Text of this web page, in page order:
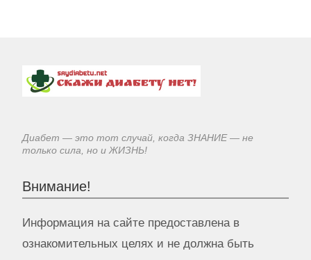
Диабет — это тот случай, когда ЗНАНИЕ — не
только сила, но и ЖИЗНЬ!
Внимание!
Информация на сайте предоставлена в
ознакомительных целях и не должна быть